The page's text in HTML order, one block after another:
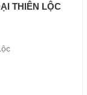
THIÊN LỘC